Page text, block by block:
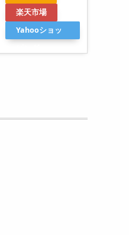
楽天市場
Yahooショッ